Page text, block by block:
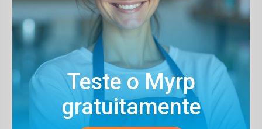
Teste o Myrp
gratuitamente​